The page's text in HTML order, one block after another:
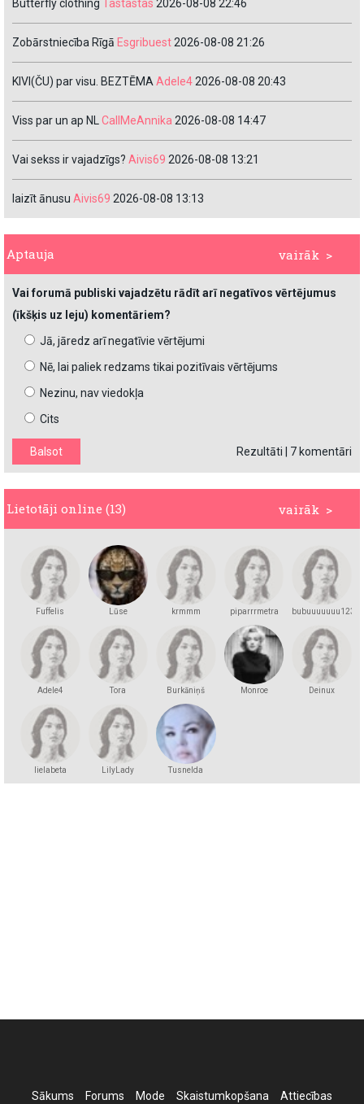
Butterfly clothing Tastastas 2026-08-08 22:46
Zobārstniecība Rīgā Esgribuest2026-08-08 21:26
KIVI(ČU) par visu. BEZTĒMAAdele42026-08-08 20:43
Viss par un ap NLCallMeAnnika 2026-08-08 14:47
Vai sekss ir vajadzīgs? Aivis69 2026-08-08 13:21
laizīt ānusu Aivis69 2026-08-08 13:13
vairāk >
Aptauja
Vai forumā publiski vajadzētu rādīt arī negatīvos vērtējumus
(īkšķis uz leju) komentāriem?
Jā, jāredz arī negatīvie vērtējumi
Nē, lai paliek redzams tikai pozitīvais vērtējums
Nezinu, nav viedokļa
Cits
Rezultāti 7 komentāri
vairāk >
Lietotāji online (13)
Fuffelis Lūse krmmm piparrrmetra bubuuuuuuu123
Adele4 Tora Burkāniņš Monroe Deinux
lielabeta LilyLady Tusnelda
Sākums Forums Mode Skaistumkopšana Attiecības